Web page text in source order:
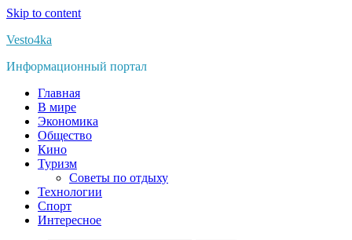
Skip to content
Vesto4ka
Информационный портал
Главная
В мире
Экономика
Общество
Кино
Туризм
Советы по отдыху
Технологии
Спорт
Интересное